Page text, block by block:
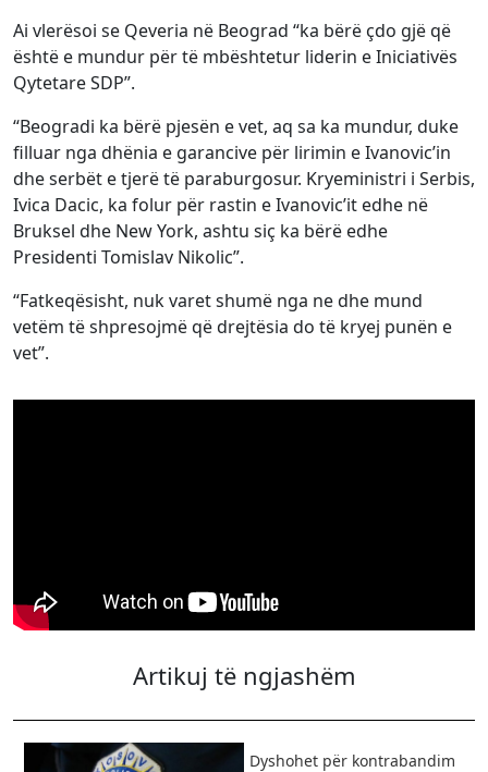
Ai vlerësoi se Qeveria në Beograd “ka bërë çdo gjë që
është e mundur për të mbështetur liderin e Iniciativës
Qytetare SDP”.
“Beogradi ka bërë pjesën e vet, aq sa ka mundur, duke
filluar nga dhënia e garancive për lirimin e Ivanovic’in
dhe serbët e tjerë të paraburgosur. Kryeministri i Serbis,
Ivica Dacic, ka folur për rastin e Ivanovic’it edhe në
Bruksel dhe New York, ashtu siç ka bërë edhe
Presidenti Tomislav Nikolic”.
“Fatkeqësisht, nuk varet shumë nga ne dhe mund
vetëm të shpresojmë që drejtësia do të kryej punën e
vet”.
Artikuj të ngjashëm
Dyshohet për kontrabandim